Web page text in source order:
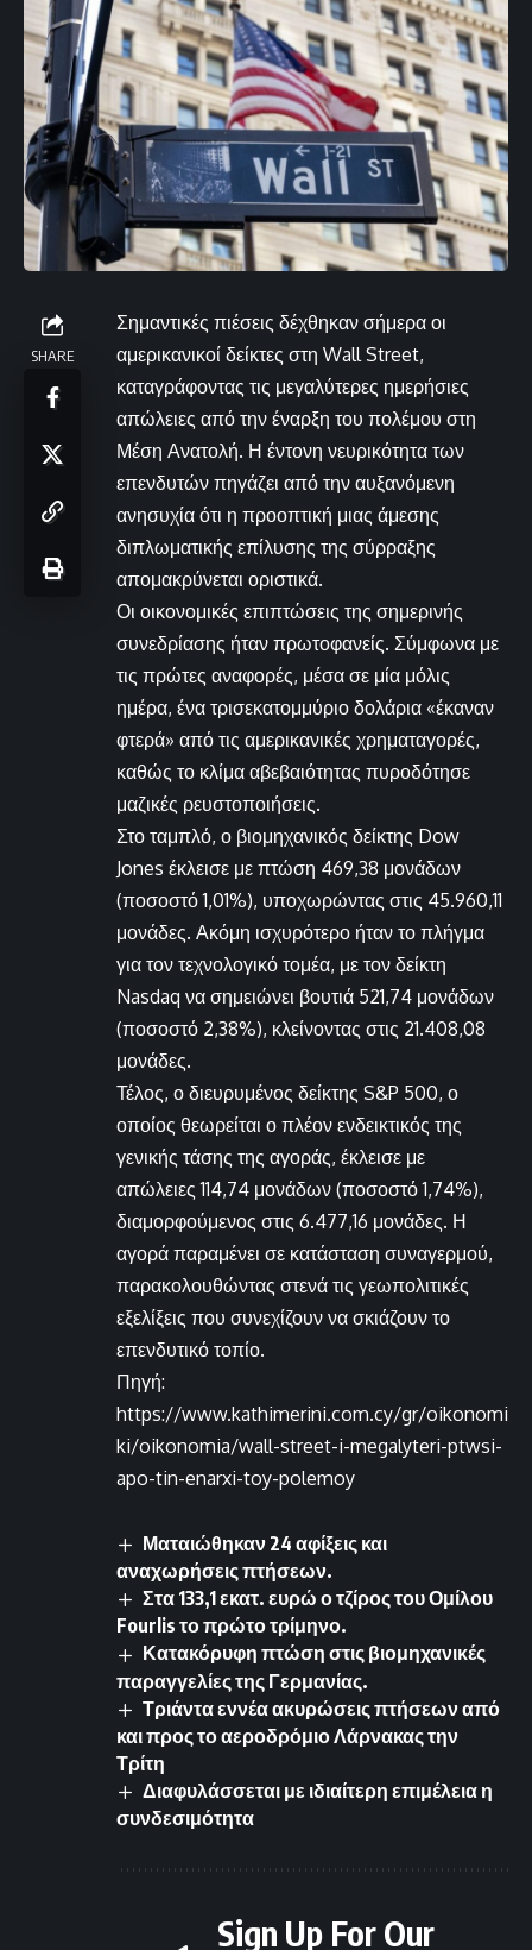
SHARE
Σημαντικές πιέσεις δέχθηκαν σήμερα οι
αμερικανικοί δείκτες στη Wall Street,
καταγράφοντας τις μεγαλύτερες ημερήσιες
απώλειες από την έναρξη του πολέμου στη
Μέση Ανατολή. Η έντονη νευρικότητα των
επενδυτών πηγάζει από την αυξανόμενη
ανησυχία ότι η προοπτική μιας άμεσης
διπλωματικής επίλυσης της σύρραξης
απομακρύνεται οριστικά.
Οι οικονομικές επιπτώσεις της σημερινής
συνεδρίασης ήταν πρωτοφανείς. Σύμφωνα με
τις πρώτες αναφορές, μέσα σε μία μόλις
ημέρα, ένα τρισεκατομμύριο δολάρια «έκαναν
φτερά» από τις αμερικανικές χρηματαγορές,
καθώς το κλίμα αβεβαιότητας πυροδότησε
μαζικές ρευστοποιήσεις.
Στο ταμπλό, ο βιομηχανικός δείκτης Dow
Jones έκλεισε με πτώση 469,38 μονάδων
(ποσοστό 1,01%), υποχωρώντας στις 45.960,11
μονάδες. Ακόμη ισχυρότερο ήταν το πλήγμα
για τον τεχνολογικό τομέα, με τον δείκτη
Nasdaq να σημειώνει βουτιά 521,74 μονάδων
(ποσοστό 2,38%), κλείνοντας στις 21.408,08
μονάδες.
Τέλος, ο διευρυμένος δείκτης S&P 500, ο
οποίος θεωρείται ο πλέον ενδεικτικός της
γενικής τάσης της αγοράς, έκλεισε με
απώλειες 114,74 μονάδων (ποσοστό 1,74%),
διαμορφούμενος στις 6.477,16 μονάδες. Η
αγορά παραμένει σε κατάσταση συναγερμού,
παρακολουθώντας στενά τις γεωπολιτικές
εξελίξεις που συνεχίζουν να σκιάζουν το
επενδυτικό τοπίο.
Πηγή:
https://www.kathimerini.com.cy/gr/oikonomi
ki/oikonomia/wall-street-i-megalyteri-ptwsi-
apo-tin-enarxi-toy-polemoy
Ματαιώθηκαν 24 αφίξεις και
αναχωρήσεις πτήσεων.
Στα 133,1 εκατ. ευρώ ο τζίρος του Ομίλου
Fourlis το πρώτο τρίμηνο.
Κατακόρυφη πτώση στις βιομηχανικές
παραγγελίες της Γερμανίας.
Τριάντα εννέα ακυρώσεις πτήσεων από
και προς το αεροδρόμιο Λάρνακας την
Τρίτη
Διαφυλάσσεται με ιδιαίτερη επιμέλεια η
συνδεσιμότητα
Sign Up For Our